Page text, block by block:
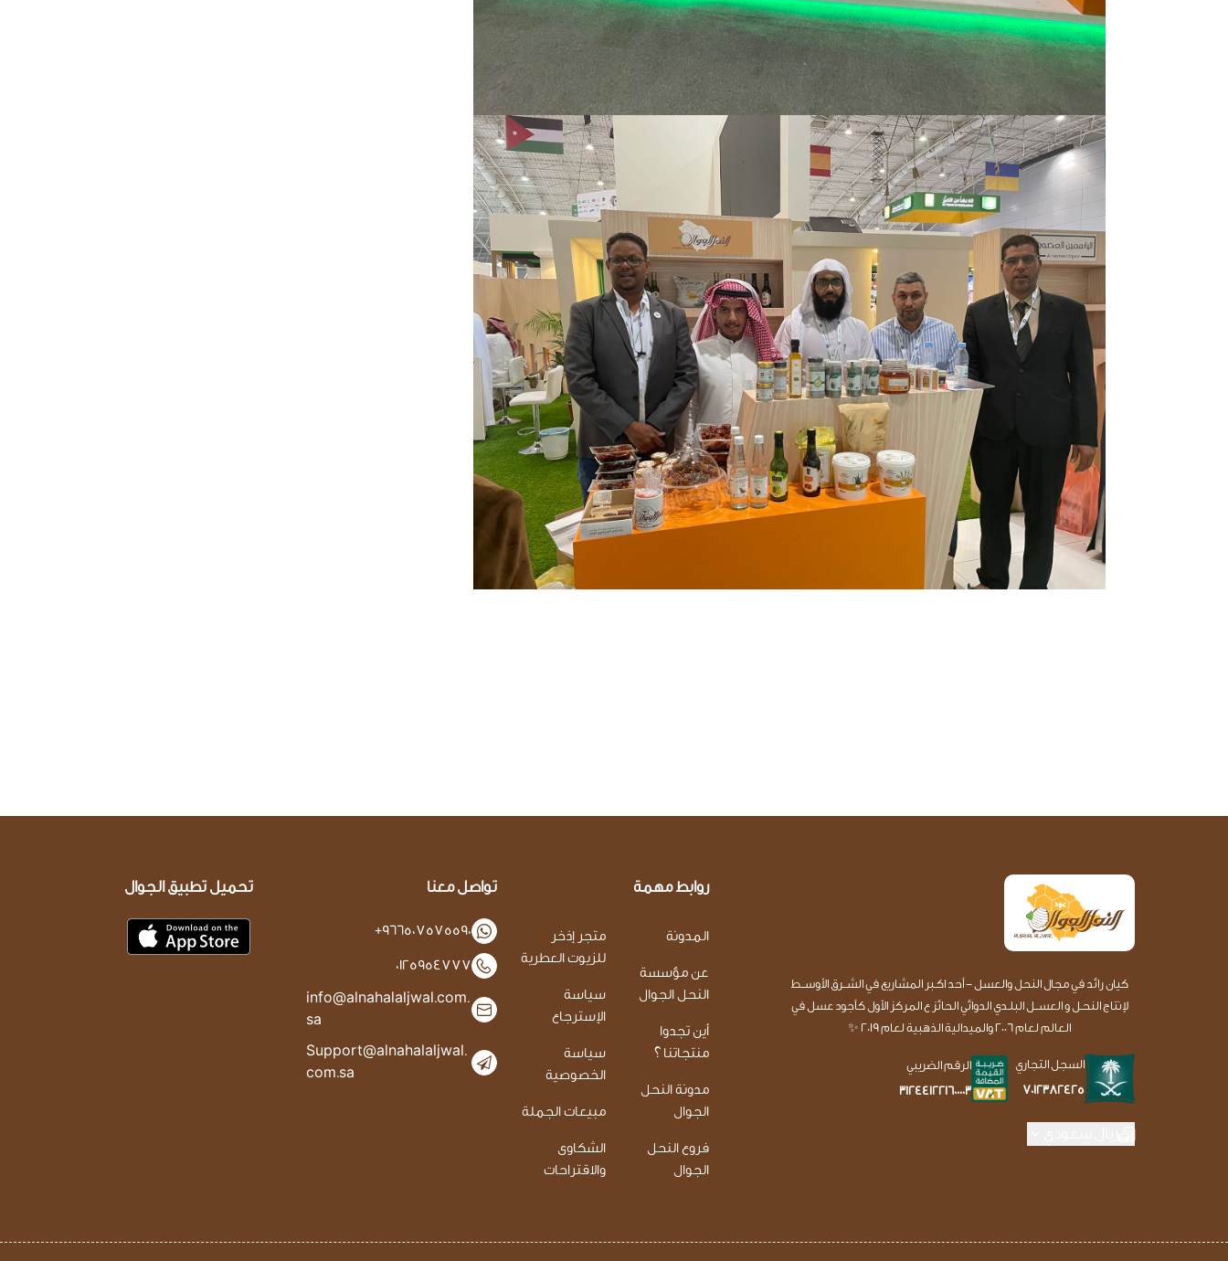
كيان رائد في مجال النحل والعسل - أحد اكـبر المشاريع في الشــرق الأوســط
لإنتاج النحـل و العســل البلـدي الدوائي الحائز ع المركز الأول كأجود عسل في
العالم لعام 2006 والميدالية الذهبية لعام 2019 ✨
السجل التجاري
7012382425
الرقم الضريبي
312441221600003
روابط مهمة
المدونة
عن مؤسسة
النحل الجوال
أين تجدوا
منتجاتنا ؟
مدونة النحل
الجوال
فروع النحل
الجوال
متجر إذخر
للزيوت العطرية
سياسة
الإسترجاع
سياسة
الخصوصية
مبيعات الجملة
الشكاوى
والاقتراحات
تواصل معنا
+966507575590
0125954777
info@alnahalaljwal.com.
sa
Support@alnahalaljwal.
com.sa
تحميل تطبيق الجوال